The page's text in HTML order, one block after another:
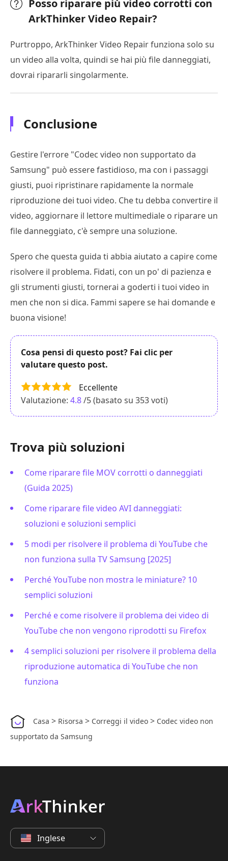
Posso riparare più video corrotti con
ArkThinker Video Repair?
Purtroppo, ArkThinker Video Repair funziona solo su
un video alla volta, quindi se hai più file danneggiati,
dovrai ripararli singolarmente.
Conclusione
Gestire l'errore "Codec video non supportato da
Samsung" può essere fastidioso, ma con i passaggi
giusti, puoi ripristinare rapidamente la normale
riproduzione dei tuoi video. Che tu debba convertire il
video, aggiornare il lettore multimediale o riparare un
file danneggiato, c'è sempre una soluzione.
Spero che questa guida ti abbia aiutato a capire come
risolvere il problema. Fidati, con un po' di pazienza e
gli strumenti giusti, tornerai a goderti i tuoi video in
men che non si dica. Fammi sapere se hai domande e
buona visione!
Cosa pensi di questo post? Fai clic per
valutare questo post.
Eccellente
Valutazione: 4.8/5 (basato su 353voti)
Trova più soluzioni
Come riparare file MOV corrotti o danneggiati
(Guida 2025)
Come riparare file video AVI danneggiati:
soluzioni e soluzioni semplici
5 modi per risolvere il problema di YouTube che
non funziona sulla TV Samsung [2025]
Perché YouTube non mostra le miniature? 10
semplici soluzioni
Perché e come risolvere il problema dei video di
YouTube che non vengono riprodotti su Firefox
4 semplici soluzioni per risolvere il problema della
riproduzione automatica di YouTube che non
funziona
Casa > Risorsa > Correggi il video > Codec video non
supportato da Samsung
Inglese